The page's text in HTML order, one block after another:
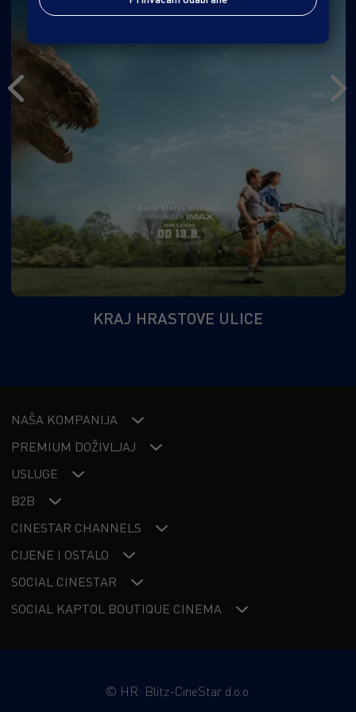
KRAJ HRASTOVE ULICE
NAŠA KOMPANIJA
PREMIUM DOŽIVLJAJ
USLUGE
B2B
CINESTAR CHANNELS
CIJENE I OSTALO
SOCIAL CINESTAR
SOCIAL KAPTOL BOUTIQUE CINEMA
© HR: Blitz-CineStar d.o.o.